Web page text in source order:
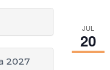
2027
JUL
20